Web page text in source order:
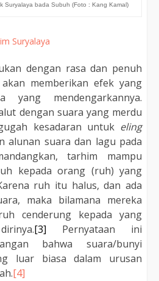
Suryalaya bada Subuh (Foto : Kang Kamal)
Suryalaya
dengan rasa dan penuh
memberikan efek yang
yang mendengarkannya.
dengan suara yang merdu
kesadaran untuk eling
alunan suara dan lagu pada
tarhim mampu
kepada orang (ruh) yang
ruh itu halus, dan ada
maka bilamana mereka
cenderung kepada yang
[3] Pernyataan ini
bahwa suara/bunyi
luar biasa dalam urusan
[4]